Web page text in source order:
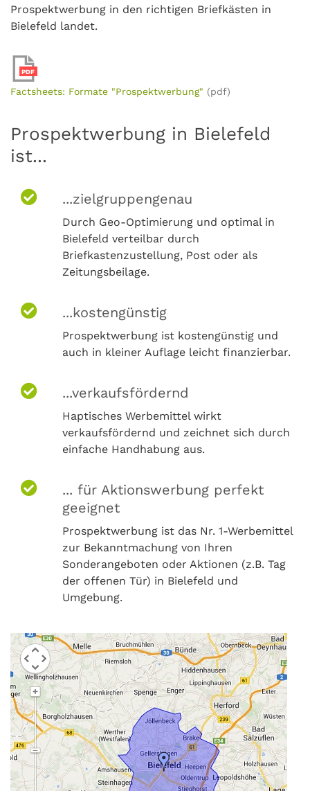
Prospektwerbung in den richtigen Briefkästen in
Bielefeld landet.
PDF
Factsheets: Formate "Prospektwerbung" (pdf)
Prospektwerbung in Bielefeld
ist...
...zielgruppengenau
Durch Geo-Optimierung und optimal in
Bielefeld verteilbar durch
Briefkastenzustellung, Post oder als
Zeitungsbeilage.
...kostengünstig
Prospektwerbung ist kostengünstig und
auch in kleiner Auflage leicht finanzierbar.
...verkaufsfördernd
Haptisches Werbemittel wirkt
verkaufsfördernd und zeichnet sich durch
einfache Handhabung aus.
... für Aktionswerbung perfekt
geeignet
Prospektwerbung ist das Nr. 1-Werbemittel
zur Bekanntmachung von Ihren
Sonderangeboten oder Aktionen (z.B. Tag
der offenen Tür) in Bielefeld und
Umgebung.